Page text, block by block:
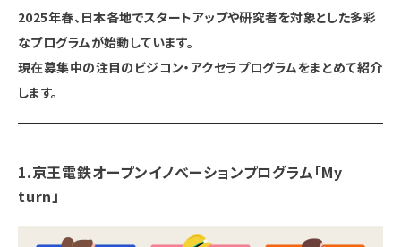
2025年春、日本各地でスタートアップや研究者を対象とした多彩
なプログラムが始動しています。
現在募集中の注目のビジコン・アクセラプログラムをまとめて紹介
します。
1.京王電鉄オープンイノベーションプログラム「My
turn」